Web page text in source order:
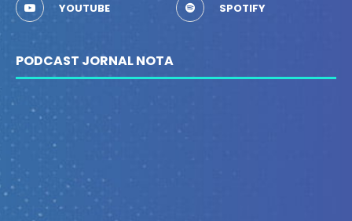
YOUTUBE SPOTIFY
PODCAST JORNAL NOTA